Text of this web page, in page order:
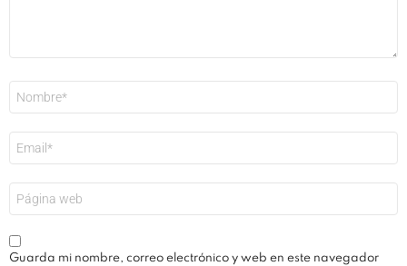
electrónico
*
Guarda mi nombre, correo electrónico y web en este navegador